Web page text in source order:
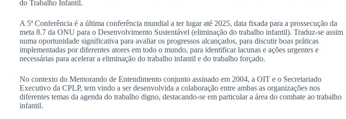
do Trabalho Infantil.
A 5ª Conferência é a última conferência mundial a ter lugar até 2025, data fixada para a prossecução da
meta 8.7 da ONU para o Desenvolvimento Sustentável (eliminação do trabalho infantil). Traduz-se assim
numa oportunidade significativa para avaliar os progressos alcançados, para discutir boas práticas
implementadas por diferentes atores em todo o mundo, para identificar lacunas e ações urgentes e
necessárias para acelerar a eliminação do trabalho infantil e do trabalho forçado.
No contexto do Memorando de Entendimento conjunto assinado em 2004, a OIT e o Secretariado
Executivo da CPLP, tem vindo a ser desenvolvida a colaboração entre ambas as organizações nos
diferentes temas da agenda do trabalho digno, destacando-se em particular a área do combate ao trabalho
infantil.